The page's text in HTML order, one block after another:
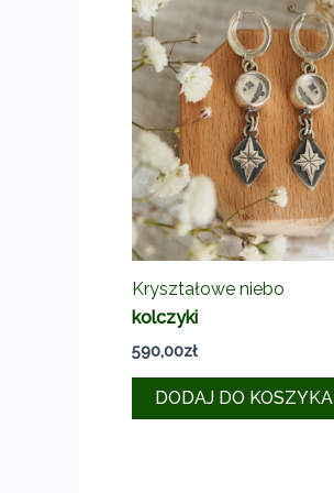
Kryształowe niebo
kolczyki
590,00zł
DODAJ DO KOSZYKA